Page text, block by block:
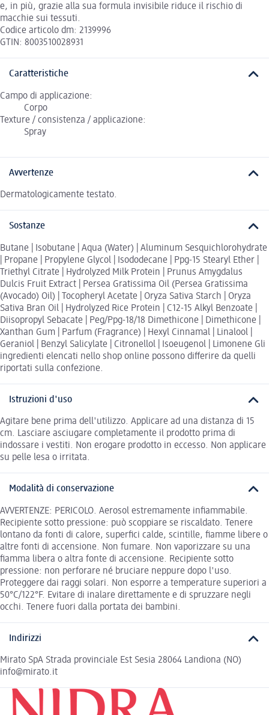
e, in più, grazie alla sua formula invisibile riduce il rischio di
macchie sui tessuti.
Codice articolo dm: 2139996
GTIN: 8003510028931
Caratteristiche
Campo di applicazione:
Corpo
Texture / consistenza / applicazione:
Spray
Avvertenze
Dermatologicamente testato.
Sostanze
Butane | Isobutane | Aqua (Water) | Aluminum Sesquichlorohydrate
| Propane | Propylene Glycol | Isododecane | Ppg-15 Stearyl Ether |
Triethyl Citrate | Hydrolyzed Milk Protein | Prunus Amygdalus
Dulcis Fruit Extract | Persea Gratissima Oil (Persea Gratissima
(Avocado) Oil) | Tocopheryl Acetate | Oryza Sativa Starch | Oryza
Sativa Bran Oil | Hydrolyzed Rice Protein | C12-15 Alkyl Benzoate |
Diisopropyl Sebacate | Peg/Ppg-18/18 Dimethicone | Dimethicone |
Xanthan Gum | Parfum (Fragrance) | Hexyl Cinnamal | Linalool |
Geraniol | Benzyl Salicylate | Citronellol | Isoeugenol | Limonene Gli
ingredienti elencati nello shop online possono differire da quelli
riportati sulla confezione.
Istruzioni d'uso
Agitare bene prima dell'utilizzo. Applicare ad una distanza di 15
cm. Lasciare asciugare completamente il prodotto prima di
indossare i vestiti. Non erogare prodotto in eccesso. Non applicare
su pelle lesa o irritata.
Modalità di conservazione
AVVERTENZE: PERICOLO. Aerosol estremamente infiammabile.
Recipiente sotto pressione: può scoppiare se riscaldato. Tenere
lontano da fonti di calore, superfici calde, scintille, fiamme libere o
altre fonti di accensione. Non fumare. Non vaporizzare su una
fiamma libera o altra fonte di accensione. Recipiente sotto
pressione: non perforare né bruciare neppure dopo l'uso.
Proteggere dai raggi solari. Non esporre a temperature superiori a
50°C/122°F. Evitare di inalare direttamente e di spruzzare negli
occhi. Tenere fuori dalla portata dei bambini.
Indirizzi
Mirato SpA Strada provinciale Est Sesia 28064 Landiona (NO)
info@mirato.it